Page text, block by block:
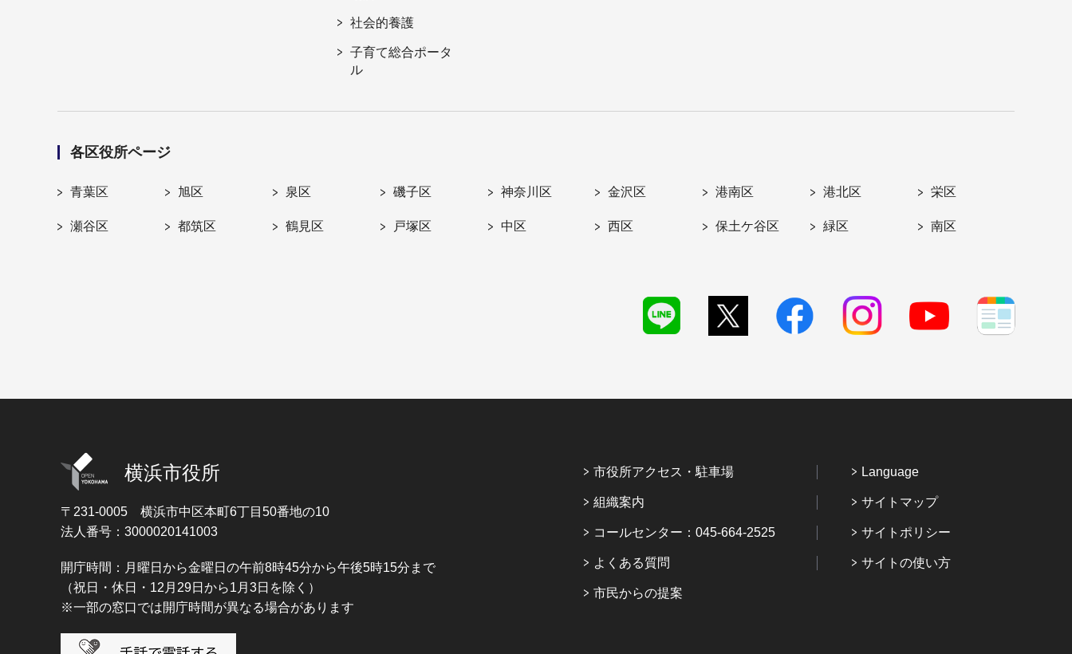
社会的養護
子育て総合ポータ
ル
各区役所ページ
青葉区 旭区 泉区 磯子区 神奈川区 金沢区 港南区 港北区 栄区
瀬谷区 都筑区 鶴見区 戸塚区 中区 西区 保土ケ谷区 緑区 南区
横浜市役所
〒231-0005 横浜市中区本町6丁目50番地の10
法人番号：3000020141003
開庁時間：月曜日から金曜日の午前8時45分から午後5時15分まで
（祝日・休日・12月29日から1月3日を除く）
※一部の窓口では開庁時間が異なる場合があります
市役所アクセス・駐車場
組織案内
コールセンター：045-664-2525
よくある質問
市民からの提案
Language
サイトマップ
サイトポリシー
サイトの使い方